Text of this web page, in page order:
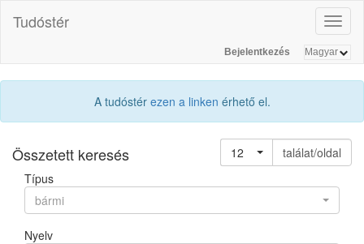
Tudóstér
Bejelentkezés
A tudóstér ezen a linken érhető el.
Összetett keresés 12
találat/oldal
Típus
bármi
Nyelv